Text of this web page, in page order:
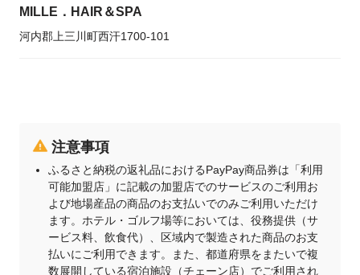
MILLE．HAIR＆SPA
河内郡上三川町西汗1700-101
注意事項
ふるさと納税の返礼品におけるPayPay商品券は「利用
可能加盟店」に記載の加盟店でのサービスのご利用お
よび地場産品の商品のお支払いでのみご利用いただけ
ます。ホテル・ゴルフ場等においては、役務提供（サ
ービス料、飲食代）、区域内で製造された商品のお支
払いにご利用できます。また、都道府県をまたいで複
数展開している宿泊施設（チェーン店）でご利用され